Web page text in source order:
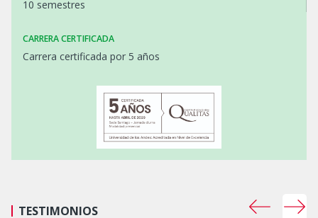
10 semestres
CARRERA CERTIFICADA
Carrera certificada por 5 años
TESTIMONIOS